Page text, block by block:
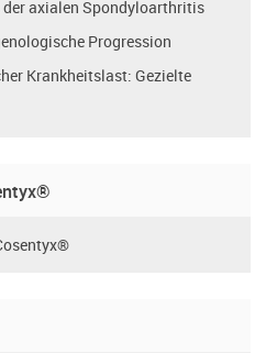
axialen Spondyloarthritis
Progression
Krankheitslast: Gezielte